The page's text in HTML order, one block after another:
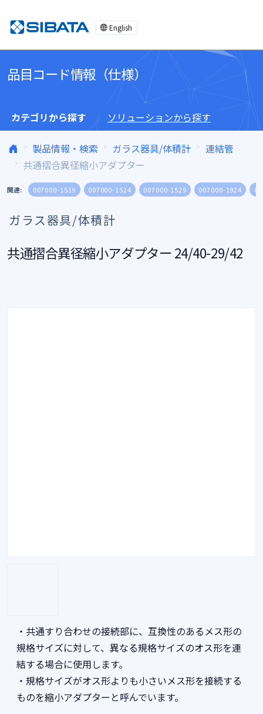
English
品目コード情報（仕様）
カテゴリから探す ソリューションから探す
製品情報・検索 ガラス器具/体積計
連結管
共通摺合異径縮小アダプター
関連: 007000-1519 007000-1524 007000-1529 007000-1924
ガラス器具/体積計
共通摺合異径縮小アダプター 24/40-29/42
・共通すり合わせの接続部に、互換性のあるメス形の
規格サイズに対して、異なる規格サイズのオス形を連
結する場合に使用します。
・規格サイズがオス形よりも小さいメス形を接続する
ものを縮小アダプターと呼んでいます。